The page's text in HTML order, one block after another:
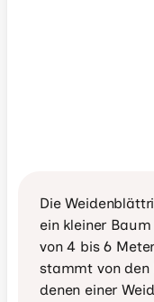
Die
ein kleiner
von 4 bis 6
stammt von den
denen einer